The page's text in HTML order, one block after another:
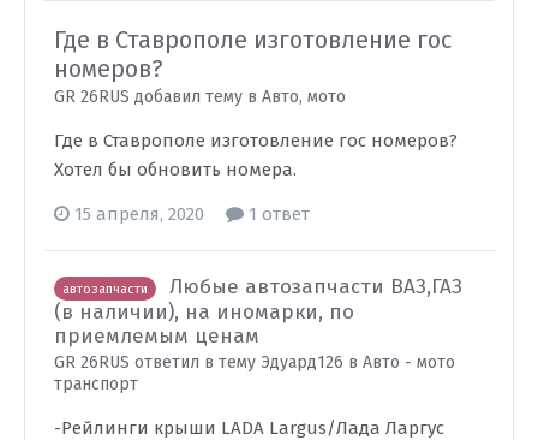
Где в Ставрополе изготовление гос
номеров?
GR 26RUS добавил тему в Авто, мото
Где в Ставрополе изготовление гос номеров?
Хотел бы обновить номера.
15 апреля, 2020 1 ответ
автозапчасти
Любые автозапчасти ВАЗ,ГАЗ
(в наличии), на иномарки, по
приемлемым ценам
GR 26RUS ответил в тему Эдуард126 в Авто - мото
транспорт
-Рейлинги крыши LADA Largus/Лада Ларгус